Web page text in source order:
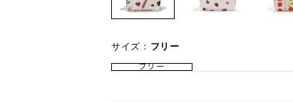
サイズ： フリー
フリー